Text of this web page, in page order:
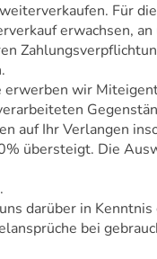
Für
erwachsen,
wir
auf Ihr Verlangen
übersteigt. Die
darüber in
bei